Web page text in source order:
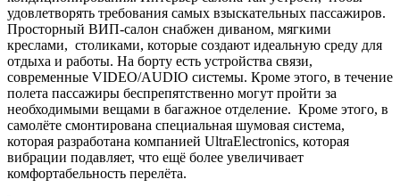
удовлетворять требования самых взыскательных пассажиров.
Просторный ВИП-салон снабжен диваном, мягкими
креслами, столиками, которые создают идеальную среду для
отдыха и работы. На борту есть устройства связи,
современные VIDEO/AUDIO системы. Кроме этого, в течение
полета пассажиры беспрепятственно могут пройти за
необходимыми вещами в багажное отделение. Кроме этого, в
самолёте смонтирована специальная шумовая система,
которая разработана компанией UltraElectronics, которая
вибрации подавляет, что ещё более увеличивает
комфортабельность перелёта.